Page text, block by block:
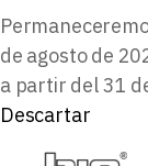
de agosto de
a partir del 31
Descartar